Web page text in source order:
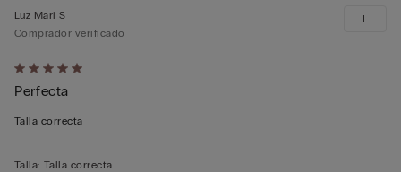
Calificación
de
5
5
Luz Mari S
Comprador verificado
Perfecta
Talla correcta
L
Talla: Talla correcta